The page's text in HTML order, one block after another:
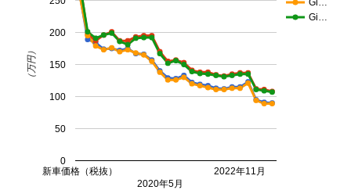
Gi…
Gi…
新車価格（税抜）
2020年5月
2022年11月
0
50
100
150
200
（万円）